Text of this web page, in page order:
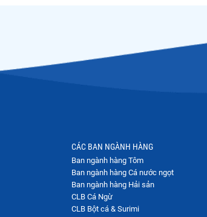
CÁC BAN NGÀNH HÀNG
Ban ngành hàng Tôm
Ban ngành hàng Cá nước ngọt
Ban ngành hàng Hải sản
CLB Cá Ngừ
CLB Bột cá & Surimi